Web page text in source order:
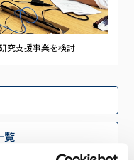
究支援事業を検討
覧